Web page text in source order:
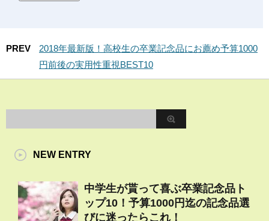
PREV
2018年最新版！高校生の卒業記念品にお薦め予算1000
円前後の実用性重視BEST10
NEW ENTRY
中学生が貰って喜ぶ卒業記念品ト
ップ10！予算1000円迄の記念品選
びに迷ったらこれ！